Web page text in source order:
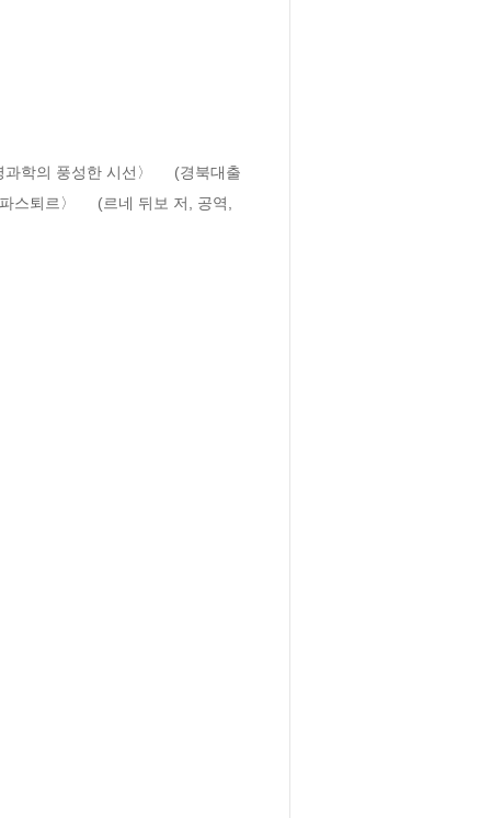
학의 풍성한 시선〉     (경북대출
스퇴르〉     (르네 뒤보 저, 공역,